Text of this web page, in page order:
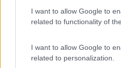
I want to allow Google to
related to functionality of
I want to allow Google to
related to personalization.